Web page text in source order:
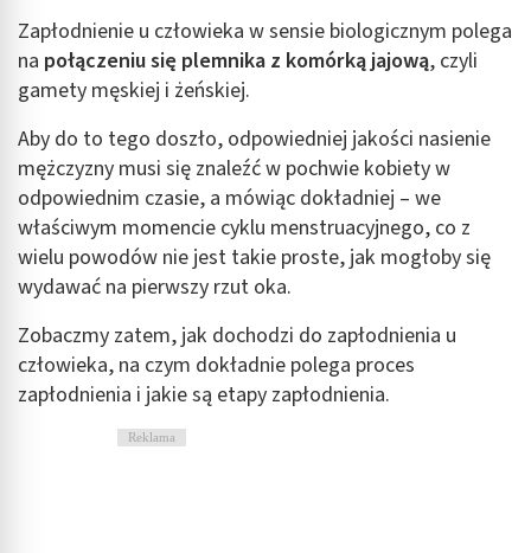
Zapłodnienie u człowieka w sensie biologicznym polega
na połączeniu się plemnika z komórką jajową, czyli
gamety męskiej i żeńskiej.
Aby do to tego doszło, odpowiedniej jakości nasienie
mężczyzny musi się znaleźć w pochwie kobiety w
odpowiednim czasie, a mówiąc dokładniej – we
właściwym momencie cyklu menstruacyjnego, co z
wielu powodów nie jest takie proste, jak mogłoby się
wydawać na pierwszy rzut oka.
Zobaczmy zatem, jak dochodzi do zapłodnienia u
człowieka, na czym dokładnie polega proces
zapłodnienia i jakie są etapy zapłodnienia.
Reklama